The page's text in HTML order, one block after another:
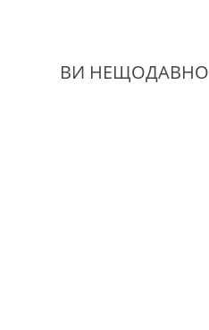
ВИ НЕЩОДАВНО